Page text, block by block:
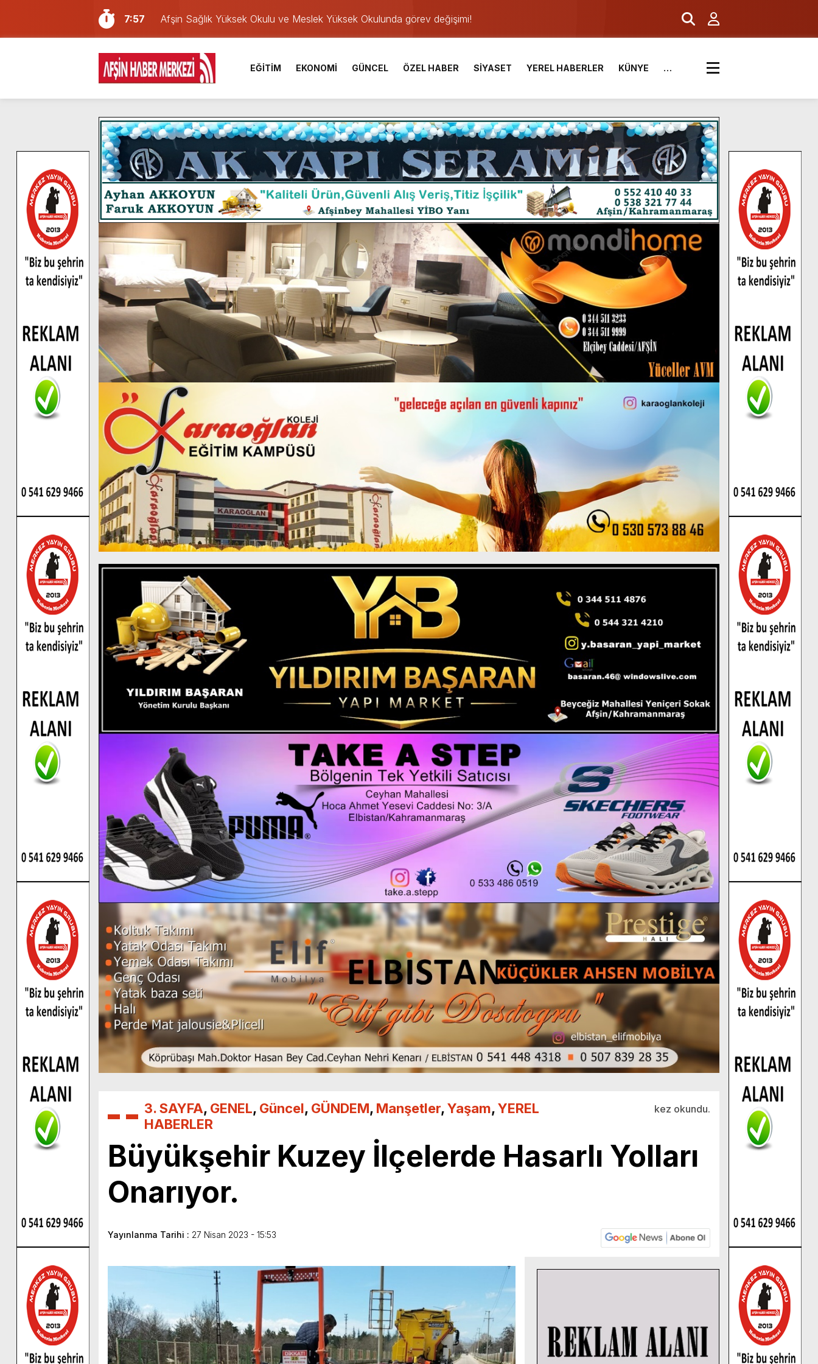
7:57
Afşin Sağlık Yüksek Okulu ve Meslek Yüksek Okulunda görev değişimi!
6:31
Onikişubat Belediyesi’nin Üniversite Hazırlık Kursu başvurularında son gün 7 Ağustos.
16:10
Uluslararası Bisiklet Yarışması’nda En Zorlu Etap Tamamlandı.
13:27
NOTER ONAYLI TYP LİSTESİ YAYINLANDI.
11:22
KAFUM Fuar Alanı Bulut ve Yavuz’un Ezgileriyle Şenlendi.
8:06
Afşinli bir hemşehrimizin de olduğu Filistin Konvoyu, güçlenerek ilerliyor.
14:05
Madrigal, Perşembe Günü KAFUM’da Sahne Alacak.
7:39
KEDİNİZ Mİ VAR?
7:27
Cumhurbaşkanı Erdoğan, Ayser Çalık Ortaokulu Şehitlerinin Aileleriyle Bir Araya Geldi.
8:58
GÖZYAŞI RAHMETTİR
EĞİTİM EKONOMİ GÜNCEL ÖZEL HABER SİYASET YEREL HABERLER KÜNYE …
3. SAYFA, GENEL, Güncel, GÜNDEM, Manşetler,Yaşam,YEREL
HABERLER
kez okundu.
Büyükşehir Kuzey İlçelerde Hasarlı Yolları
Onarıyor.
Yayınlanma Tarihi : 27 Nisan 2023 - 15:53